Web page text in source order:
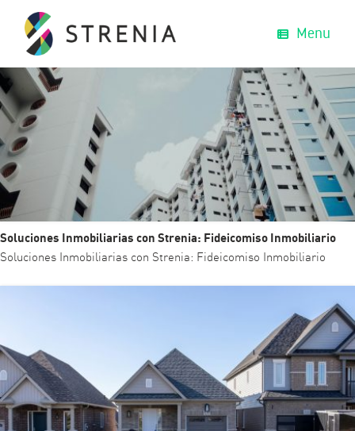
Menu
Soluciones Inmobiliarias con Strenia: Fideicomiso Inmobiliario
Soluciones Inmobiliarias con Strenia: Fideicomiso Inmobiliario